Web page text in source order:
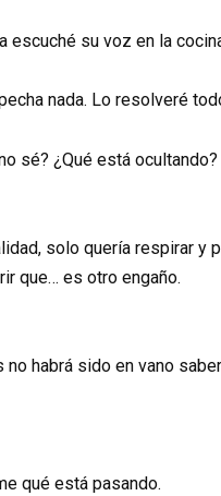
escuché su voz en la
nada. Lo resolveré
sé? ¿Qué está
solo quería respirar y
que… es otro engaño.
habrá sido en vano
qué está pasando.